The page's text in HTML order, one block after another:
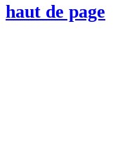
haut de page